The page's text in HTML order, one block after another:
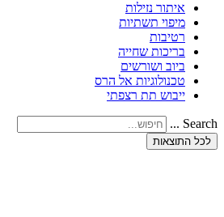
איתור נזילות
מיפוי תשתיות
רטיבות
בריכות שחייה
ביוב ושורשים
טכנולוגיות אל הרס
ייבוש תת רצפתי
Search ...
לכל התוצאות